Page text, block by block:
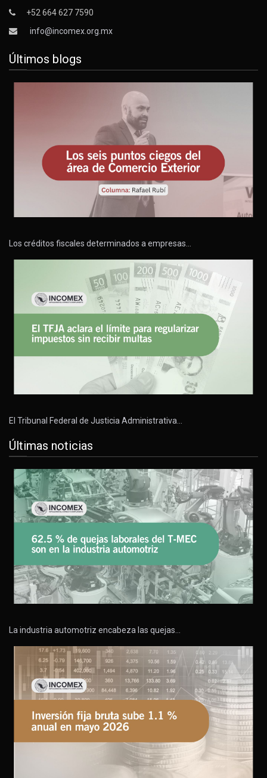
+52 664 627 7590
info@incomex.org.mx
Últimos blogs
Los créditos fiscales determinados a empresas…
El Tribunal Federal de Justicia Administrativa…
Últimas noticias
La industria automotriz encabeza las quejas…